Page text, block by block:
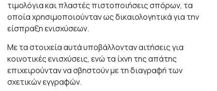
τιμολόγια και πλαστές πιστοποιήσεις σπόρων, τα
οποία χρησιμοποιούνταν ως δικαιολογητικά για την
είσπραξη ενισχύσεων.
Με τα στοιχεία αυτά υποβάλλονταν αιτήσεις για
κοινοτικές ενισχύσεις, ενώ τα ίχνη της απάτης
επιχειρούνταν να σβηστούν με τη διαγραφή των
σχετικών εγγραφών.